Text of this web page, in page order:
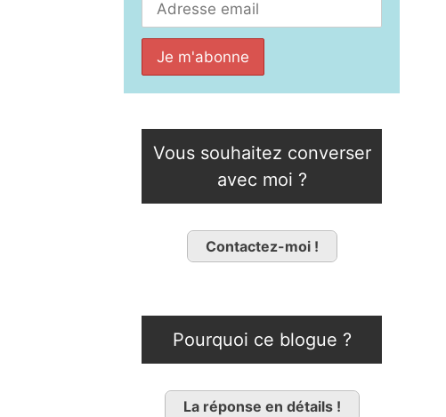
Vous souhaitez converser
avec moi ?
Contactez-moi !
Pourquoi ce blogue ?
La réponse en détails !